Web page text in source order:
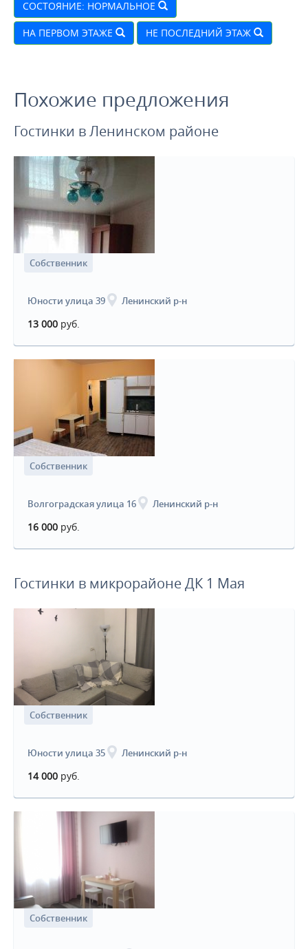
СОСТОЯНИЕ: НОРМАЛЬНОЕ
НА ПЕРВОМ ЭТАЖЕ НЕ ПОСЛЕДНИЙ ЭТАЖ
Похожие предложения
Гостинки в Ленинском районе
Собственник
Юности улица 39 Ленинский р-н
13 000 руб.
Собственник
Волгоградская улица 16 Ленинский р-н
16 000 руб.
Гостинки в микрорайоне ДК 1 Мая
Собственник
Юности улица 35 Ленинский р-н
14 000 руб.
Собственник